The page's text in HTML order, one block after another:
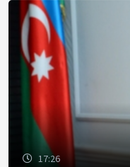
17:26